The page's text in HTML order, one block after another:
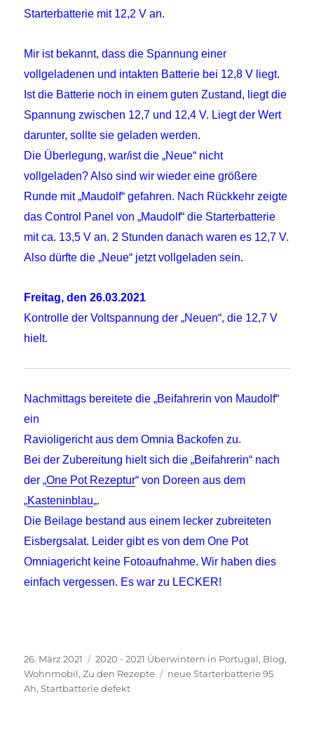
Starterbatterie mit 12,2 V an.
Mir ist bekannt, dassdie Spannung einer
vollgeladenen und intakten Batterie bei 12,8 V liegt.
Ist die Batterie noch in einem guten Zustand, liegt die
Spannung zwischen 12,7 und 12,4 V. Liegt der Wert
darunter, sollte sie geladen werden.
Die Überlegung, war/ist die „Neue“ nicht
vollgeladen? Also sind wir wieder eine größere
Runde mit „Maudolf“ gefahren. Nach Rückkehr zeigte
das Control Panel von „Maudolf“ die Starterbatterie
mit ca. 13,5 V an. 2 Stunden danach waren es 12,7 V.
Also dürfte die „Neue“ jetzt vollgeladen sein.
Freitag, den 26.03.2021
Kontrolle der Voltspannung der „Neuen“, die 12,7 V
hielt.
Nachmittags bereitete die „Beifahrerin von Maudolf“
ein
Ravioligericht aus dem Omnia Backofen zu.
Bei der Zubereitung hielt sich die „Beifahrerin“ nach
der „One Pot Rezeptur“ von Doreen aus dem
„Kasteninblau„.
Die Beilage bestand aus einem lecker zubreiteten
Eisbergsalat. Leider gibt es von dem One Pot
Omniagericht keine Fotoaufnahme. Wir haben dies
einfach vergessen. Es war zu LECKER!
Veröffentlicht
am
26. März 2021 Kategorien
2020 - 2021 Überwintern in Portugal, Blog,
Wohnmobil,Zu den Rezepte Schlagwörter
neue Starterbatterie 95
Ah,Startbatterie defekt